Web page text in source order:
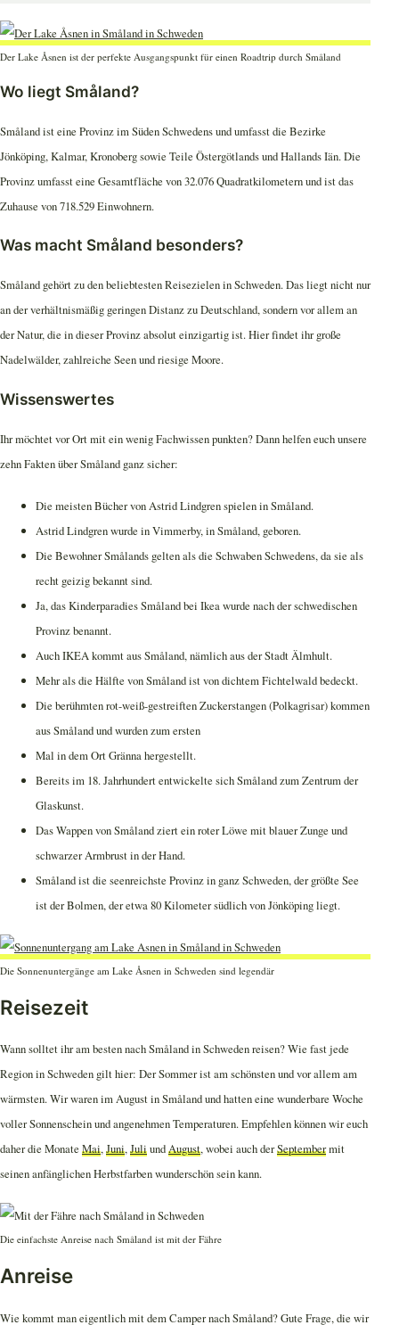
Der Lake Åsnen ist der perfekte Ausgangspunkt für einen Roadtrip durch Småland
Wo liegt Småland?
Småland ist eine Provinz im Süden Schwedens und umfasst die Bezirke
Jönköping, Kalmar, Kronoberg sowie Teile Östergötlands und Hallands Iän. Die
Provinz umfasst eine Gesamtfläche von 32.076 Quadratkilometern und ist das
Zuhause von 718.529 Einwohnern.
Was macht Småland besonders?
Småland gehört zu den beliebtesten Reisezielen in Schweden. Das liegt nicht nur
an der verhältnismäßig geringen Distanz zu Deutschland, sondern vor allem an
der Natur, die in dieser Provinz absolut einzigartig ist. Hier findet ihr große
Nadelwälder, zahlreiche Seen und riesige Moore.
Wissenswertes
Ihr möchtet vor Ort mit ein wenig Fachwissen punkten? Dann helfen euch unsere
zehn Fakten über Småland ganz sicher:
Die meisten Bücher von Astrid Lindgren spielen in Småland.
Astrid Lindgren wurde in Vimmerby, in Småland, geboren.
Die Bewohner Smålands gelten als die Schwaben Schwedens, da sie als
recht geizig bekannt sind.
Ja, das Kinderparadies Småland bei Ikea wurde nach der schwedischen
Provinz benannt.
Auch IKEA kommt aus Småland, nämlich aus der Stadt Älmhult.
Mehr als die Hälfte von Småland ist von dichtem Fichtelwald bedeckt.
Die berühmten rot-weiß-gestreiften Zuckerstangen (Polkagrisar) kommen
aus Småland und wurden zum ersten
Mal in dem Ort Gränna hergestellt.
Bereits im 18. Jahrhundert entwickelte sich Småland zum Zentrum der
Glaskunst.
Das Wappen von Småland ziert ein roter Löwe mit blauer Zunge und
schwarzer Armbrust in der Hand.
Småland ist die seenreichste Provinz in ganz Schweden, der größte See
ist der Bolmen, der etwa 80 Kilometer südlich von Jönköping liegt.
Die Sonnenuntergänge am Lake Åsnen in Schweden sind legendär
Reisezeit
Wann solltet ihr am besten nach Småland in Schweden reisen? Wie fast jede
Region in Schweden gilt hier: Der Sommer ist am schönsten und vor allem am
wärmsten. Wir waren im August in Småland und hatten eine wunderbare Woche
voller Sonnenschein und angenehmen Temperaturen. Empfehlen können wir euch
daher die Monate Mai,Juni,JuliundAugust, wobei auch derSeptembermit
seinen anfänglichen Herbstfarben wunderschön sein kann.
Die einfachste Anreise nach Småland ist mit der Fähre
Anreise
Wie kommt man eigentlich mit dem Camper nach Småland? Gute Frage, die wir